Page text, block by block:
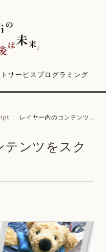
サービス プログラミング
/ レイヤー内のコンテンツをスクロールさせる
テンツをスク